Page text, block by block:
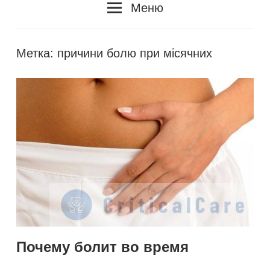
Меню
Метка: причини болю при місячних
Почему болит во время